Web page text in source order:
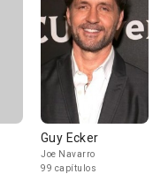
Guy Ecker
Joe Navarro
99 capítulos